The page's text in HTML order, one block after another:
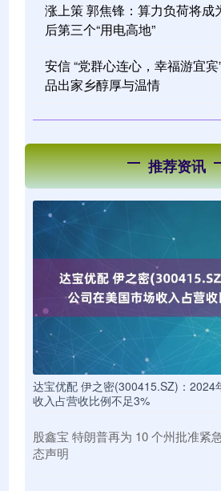
涨上策 郭焦锋：算力负荷将成
后第三个“用电高地”
安信 “党群心连心，幸福游宜宾
品出家乡醇厚与温情
推荐资讯
达宝优配 伊之密(300415.SZ)：2024
收入占营收比例不足3%
股鑫宝 特朗普再为 10 个州批准紧
态声明